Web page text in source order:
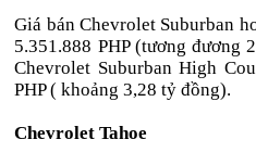
Giá bán Chevrolet Suburban
5.351.888 PHP (tương đương
Chevrolet Suburban High
PHP ( khoảng 3,28 tỷ đồng).
Chevrolet Tahoe